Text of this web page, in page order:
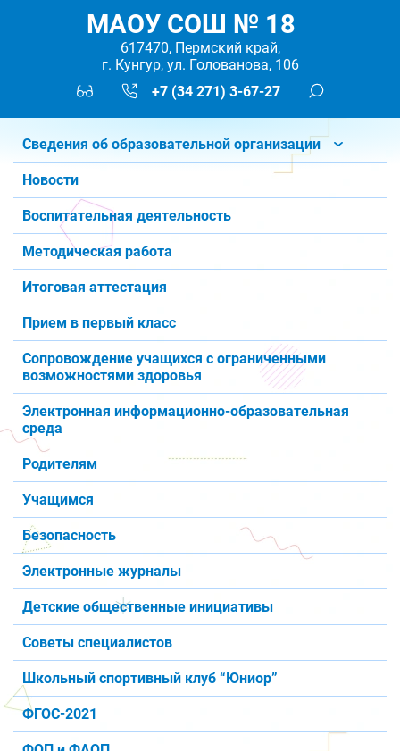
МАОУ СОШ № 18
617470, Пермский край,
г. Кунгур, ул. Голованова, 106
+7 (34 271) 3-67-27
Сведения об образовательной организации
Новости
Воспитательная деятельность
Методическая работа
Итоговая аттестация
Прием в первый класс
Сопровождение учащихся с ограниченными
возможностями здоровья
Электронная информационно-образовательная
среда
Родителям
Учащимся
Безопасность
Электронные журналы
Детские общественные инициативы
Советы специалистов
Школьный спортивный клуб “Юниор”
ФГОС-2021